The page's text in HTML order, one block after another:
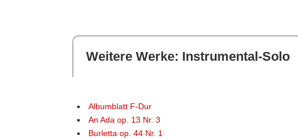
Weitere Werke: Instrumental-Solo
Albumblatt F-Dur
An Ada op. 13 Nr. 3
Burletta op. 44 Nr. 1